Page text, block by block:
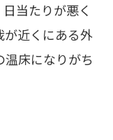
当たりが悪く
が近くにある外
床になりがち